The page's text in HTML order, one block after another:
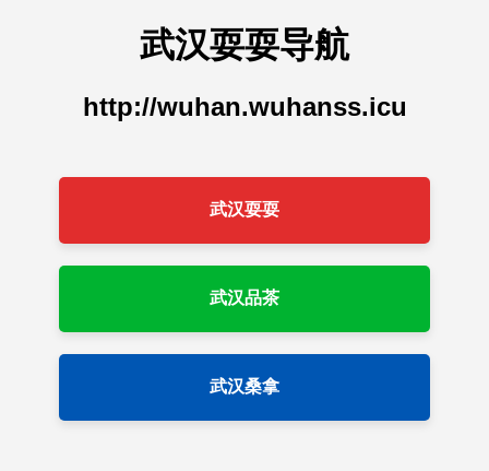
武汉耍耍导航
http://wuhan.wuhanss.icu
武汉耍耍
武汉品茶
武汉桑拿